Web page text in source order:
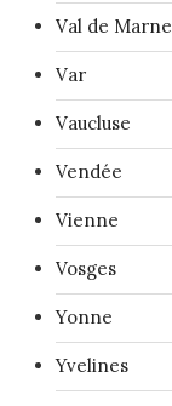
Val de Marne
Var
Vaucluse
Vendée
Vienne
Vosges
Yonne
Yvelines